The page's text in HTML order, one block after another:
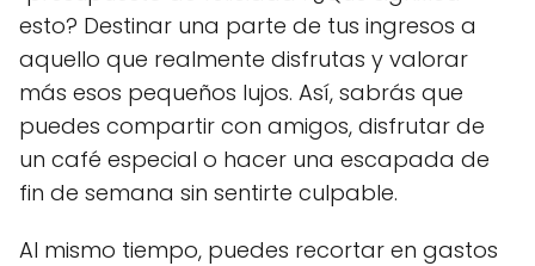
esto? Destinar una parte de tus ingresos a
aquello que realmente disfrutas y valorar
más esos pequeños lujos. Así, sabrás que
puedes compartir con amigos, disfrutar de
un café especial o hacer una escapada de
fin de semana sin sentirte culpable.
Al mismo tiempo, puedes recortar en gastos